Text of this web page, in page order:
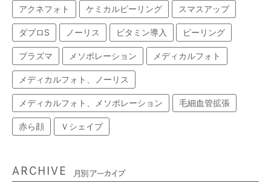
アクネフォト ケミカルピーリング スマスアップ
ダブロS ノーリス ビタミン導入 ピーリング
プラズマ メソポレーション メディカルフォト
メディカルフォト、ノーリス
メディカルフォト、メソポレーション 毛細血管拡張
赤ら顔 Ｖシェイプ
ARCHIVE 月別アーカイブ